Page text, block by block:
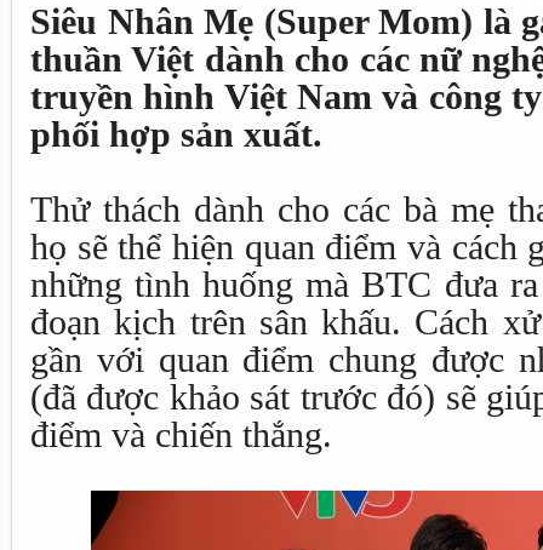
Siêu Nhân Mẹ (Super Mom) là
thuần Việt dành cho các nữ
truyền hình Việt Nam và công
phối hợp sản xuất.
Thử thách dành cho các bà mẹ
họ sẽ thể hiện quan điểm và cách
những tình huống mà BTC đưa
đoạn kịch trên sân khấu. Cách
gần với quan điểm chung được
(đã được khảo sát trước đó) sẽ
điểm và chiến thắng.